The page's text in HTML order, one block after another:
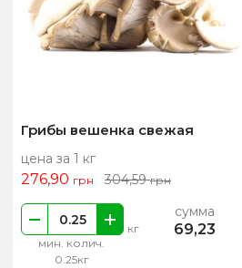
Грибы вешенка свежая
цена за 1 кг
276,90 грн 304,59грн
мин. колич.
0.25кг
кг
сумма
69,23